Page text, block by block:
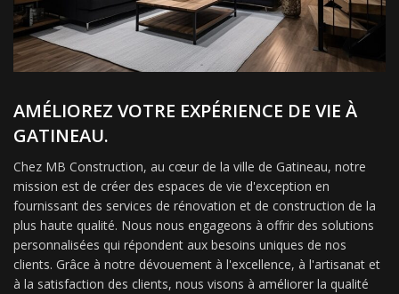
AMÉLIOREZ VOTRE EXPÉRIENCE DE VIE À
GATINEAU.
Chez MB Construction, au cœur de la ville de Gatineau, notre
mission est de créer des espaces de vie d'exception en
fournissant des services de rénovation et de construction de la
plus haute qualité. Nous nous engageons à offrir des solutions
personnalisées qui répondent aux besoins uniques de nos
clients. Grâce à notre dévouement à l'excellence, à l'artisanat et
à la satisfaction des clients, nous visons à améliorer la qualité